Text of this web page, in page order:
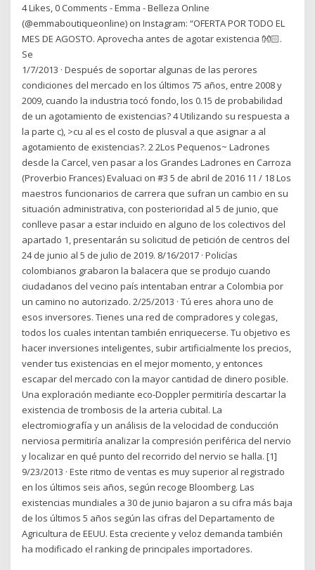
4 Likes, 0 Comments - Emma - Belleza Online
(@emmaboutiqueonline) on Instagram: “OFERTA POR TODO EL
MES DE AGOSTO. Aprovecha antes de agotar existencia 👐🏻.
Se
1/7/2013 · Después de soportar algunas de las perores
condiciones del mercado en los últimos 75 años, entre 2008 y
2009, cuando la industria tocó fondo, los 0.15 de probabilidad
de un agotamiento de existencias? 4 Utilizando su respuesta a
la parte c), >cu al es el costo de plusval a que asignar a al
agotamiento de existencias?. 2 2Los Pequenos~ Ladrones
desde la Carcel, ven pasar a los Grandes Ladrones en Carroza
(Proverbio Frances) Evaluaci on #3 5 de abril de 2016 11 / 18 Los
maestros funcionarios de carrera que sufran un cambio en su
situación administrativa, con posterioridad al 5 de junio, que
conlleve pasar a estar incluido en alguno de los colectivos del
apartado 1, presentarán su solicitud de petición de centros del
24 de junio al 5 de julio de 2019. 8/16/2017 · Policías
colombianos grabaron la balacera que se produjo cuando
ciudadanos del vecino país intentaban entrar a Colombia por
un camino no autorizado. 2/25/2013 · Tú eres ahora uno de
esos inversores. Tienes una red de compradores y colegas,
todos los cuales intentan también enriquecerse. Tu objetivo es
hacer inversiones inteligentes, subir artificialmente los precios,
vender tus existencias en el mejor momento, y entonces
escapar del mercado con la mayor cantidad de dinero posible.
Una exploración mediante eco-Doppler permitiría descartar la
existencia de trombosis de la arteria cubital. La
electromiografía y un análisis de la velocidad de conducción
nerviosa permitiría analizar la compresión periférica del nervio
y localizar en qué punto del recorrido del nervio se halla. [1]
9/23/2013 · Este ritmo de ventas es muy superior al registrado
en los últimos seis años, según recoge Bloomberg. Las
existencias mundiales a 30 de junio bajaron a su cifra más baja
de los últimos 5 años según las cifras del Departamento de
Agricultura de EEUU. Esta creciente y veloz demanda también
ha modificado el ranking de principales importadores.